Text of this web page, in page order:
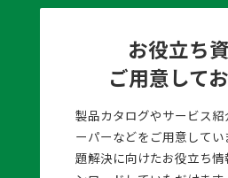
お役立ち
ご用意して
製品カタログやサービス
ーパーなどをご用意して
題解決に向けたお役立ち